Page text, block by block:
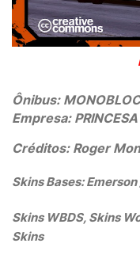
Ônibus:
Empresa:
Créditos: Roger
Skins Bases:
Skins WBDS, Skins
Skins